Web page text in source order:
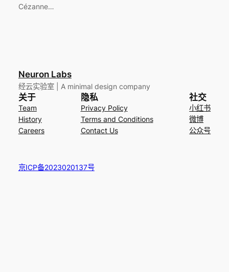
Cézanne…
Neuron Labs
经云实验室 | A minimal design company
关于
Team
History
Careers
隐私
Privacy Policy
Terms and Conditions
Contact Us
社交
小红书
微博
公众号
京ICP备2023020137号